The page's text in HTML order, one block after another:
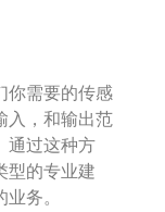
你需要的传感
入，和输出范
通过这种方
型的专业建
务。